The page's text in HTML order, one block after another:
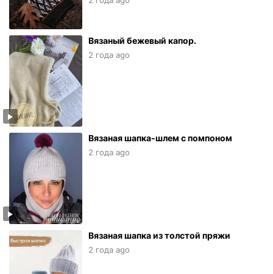
Вязаный бежевый капор.
2 года ago
Вязаная шапка-шлем с помпоном
2 года ago
Вязаная шапка из толстой пряжи
2 года ago